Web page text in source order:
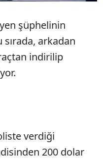
şüphelinin
arkadan
indirilip
verdiği
200 dolar